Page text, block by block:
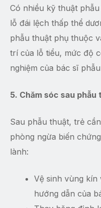
Có nhiều kỹ thuật
lỗ đái lệch thấp thể
phẫu thuật phụ thuộc
trí của lỗ tiểu, mức độ
nghiệm của bác sĩ
5. Chăm sóc sau phẫu
Sau phẫu thuật, trẻ
phòng ngừa biến
lành:
Vệ sinh vùng kín
hướng dẫn của